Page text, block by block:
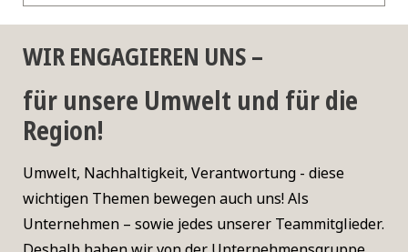
WIR ENGAGIEREN UNS –
für unsere Umwelt und für die
Region!
Umwelt, Nachhaltigkeit, Verantwortung - diese
wichtigen Themen bewegen auch uns! Als
Unternehmen – sowie jedes unserer Teammitglieder.